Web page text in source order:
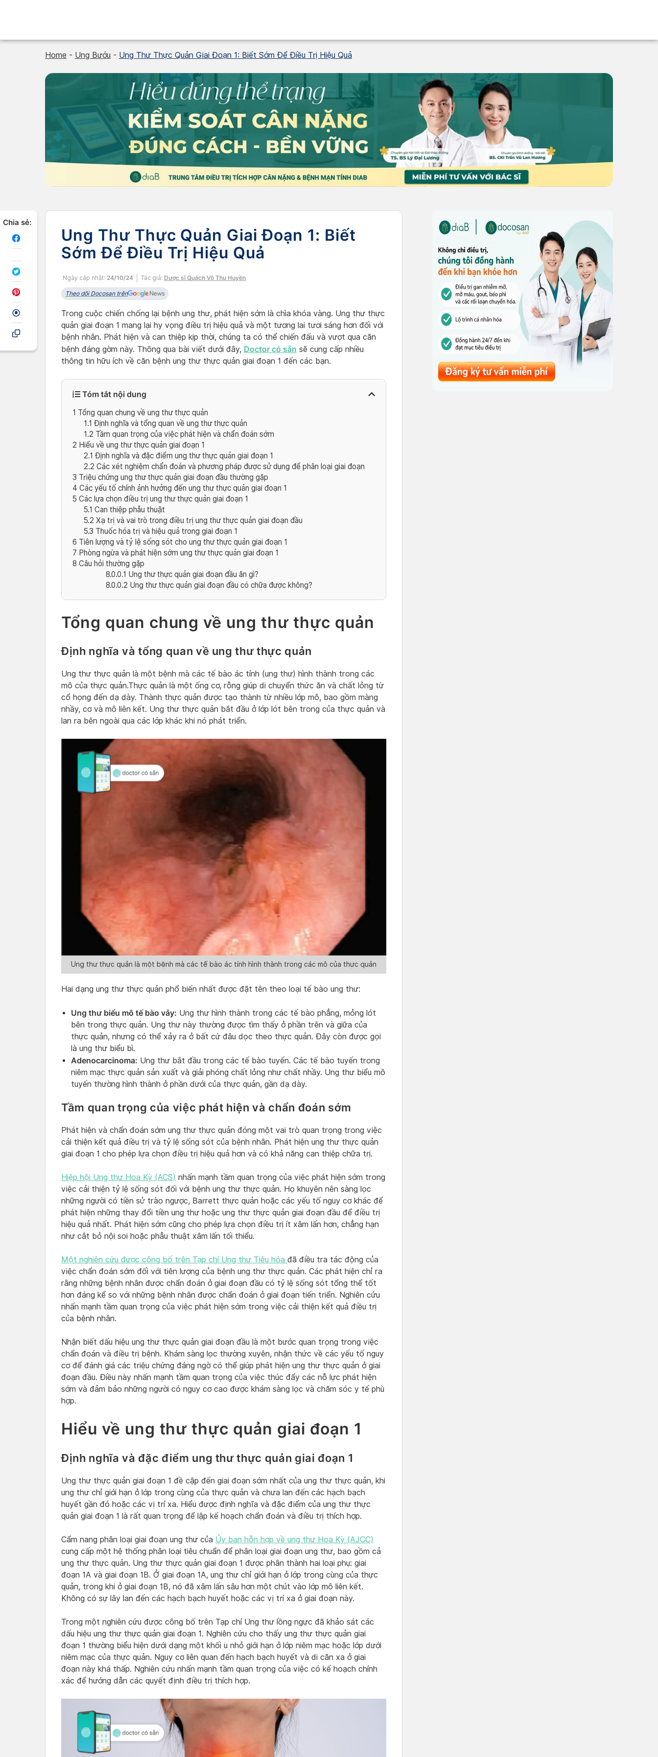
Home - Ung Bướu - Ung Thư Thực Quản Giai Đoạn 1: Biết Sớm Để Điều Trị Hiệu Quả
Chia sẻ:
Ung Thư Thực Quản Giai Đoạn 1: Biết
Sớm Để Điều Trị Hiệu Quả
Ngày cập nhật: 24/10/24 Tác giả: Dược sĩ Quách Võ Thu Huyền
Theo dõi Docosan trên
Trong cuộc chiến chống lại bệnh ung thư, phát hiện sớm là chìa khóa vàng. Ung thư thực
quản giai đoạn 1 mang lại hy vọng điều trị hiệu quả và một tương lai tươi sáng hơn đối với
bệnh nhân. Phát hiện và can thiệp kịp thời, chúng ta có thể chiến đấu và vượt qua căn
bệnh đáng gờm này. Thông qua bài viết dưới đây, Doctor có sẵn sẽ cung cấp nhiều
thông tin hữu ích về căn bệnh ung thư thực quản giai đoạn 1 đến các bạn.
Tóm tắt nội dung
1 Tổng quan chung về ung thư thực quản
1.1 Định nghĩa và tổng quan về ung thư thực quản
1.2 Tầm quan trọng của việc phát hiện và chẩn đoán sớm
2 Hiểu về ung thư thực quản giai đoạn 1
2.1 Định nghĩa và đặc điểm ung thư thực quản giai đoạn 1
2.2 Các xét nghiệm chẩn đoán và phương pháp được sử dụng để phân loại giai đoạn
3 Triệu chứng ung thư thực quản giai đoạn đầu thường gặp
4 Các yếu tố chính ảnh hưởng đến ung thư thực quản giai đoạn 1
5 Các lựa chọn điều trị ung thư thực quản giai đoạn 1
5.1 Can thiệp phẫu thuật
5.2 Xạ trị và vai trò trong điều trị ung thư thực quản giai đoạn đầu
5.3 Thuốc hóa trị và hiệu quả trong giai đoạn 1
6 Tiên lượng và tỷ lệ sống sót cho ung thư thực quản giai đoạn 1
7 Phòng ngừa và phát hiện sớm ung thư thực quản giai đoạn 1
8 Câu hỏi thường gặp
8.0.0.1 Ung thư thực quản giai đoạn đầu ăn gì?
8.0.0.2 Ung thư thực quản giai đoạn đầu có chữa được không?
Tổng quan chung về ung thư thực quản
Định nghĩa và tổng quan về ung thư thực quản
Ung thư thực quản là một bệnh mà các tế bào ác tính (ung thư) hình thành trong các
mô của thực quản.Thực quản là một ống cơ, rỗng giúp di chuyển thức ăn và chất lỏng từ
cổ họng đến dạ dày. Thành thực quản được tạo thành từ nhiều lớp mô, bao gồm màng
nhầy, cơ và mô liên kết. Ung thư thực quản bắt đầu ở lớp lót bên trong của thực quản và
lan ra bên ngoài qua các lớp khác khi nó phát triển.
Ung thư thực quản là một bệnh mà các tế bào ác tính hình thành trong các mô của thực quản
Hai dạng ung thư thực quản phổ biến nhất được đặt tên theo loại tế bào ung thư:
Ung thư biểu mô tế bào vảy: Ung thư hình thành trong các tế bào phẳng, mỏng lót
bên trong thực quản. Ung thư này thường được tìm thấy ở phần trên và giữa của
thực quản, nhưng có thể xảy ra ở bất cứ đâu dọc theo thực quản. Đây còn được gọi
là ung thư biểu bì.
Adenocarcinoma: Ung thư bắt đầu trong các tế bào tuyến. Các tế bào tuyến trong
niêm mạc thực quản sản xuất và giải phóng chất lỏng như chất nhầy. Ung thư biểu mô
tuyến thường hình thành ở phần dưới của thực quản, gần dạ dày.
Tầm quan trọng của việc phát hiện và chẩn đoán sớm
Phát hiện và chẩn đoán sớm ung thư thực quản đóng một vai trò quan trọng trong việc
cải thiện kết quả điều trị và tỷ lệ sống sót của bệnh nhân. Phát hiện ung thư thực quản
giai đoạn 1 cho phép lựa chọn điều trị hiệu quả hơn và có khả năng can thiệp chữa trị.
Hiệp hội Ung thư Hoa Kỳ (ACS) nhấn mạnh tầm quan trọng của việc phát hiện sớm trong
việc cải thiện tỷ lệ sống sót đối với bệnh ung thư thực quản. Họ khuyên nên sàng lọc
những người có tiền sử trào ngược, Barrett thực quản hoặc các yếu tố nguy cơ khác để
phát hiện những thay đổi tiền ung thư hoặc ung thư thực quản giai đoạn đầu để điều trị
hiệu quả nhất. Phát hiện sớm cũng cho phép lựa chọn điều trị ít xâm lấn hơn, chẳng hạn
như cắt bỏ nội soi hoặc phẫu thuật xâm lấn tối thiểu.
Một nghiên cứu được công bố trên Tạp chí Ung thư Tiêu hóa đã điều tra tác động của
việc chẩn đoán sớm đối với tiên lượng của bệnh ung thư thực quản. Các phát hiện chỉ ra
rằng những bệnh nhân được chẩn đoán ở giai đoạn đầu có tỷ lệ sống sót tổng thể tốt
hơn đáng kể so với những bệnh nhân được chẩn đoán ở giai đoạn tiến triển. Nghiên cứu
nhấn mạnh tầm quan trọng của việc phát hiện sớm trong việc cải thiện kết quả điều trị
của bệnh nhân.
Nhận biết dấu hiệu ung thư thực quản giai đoạn đầu là một bước quan trọng trong việc
chẩn đoán và điều trị bệnh. Khám sàng lọc thường xuyên, nhận thức về các yếu tố nguy
cơ để đánh giá các triệu chứng đáng ngờ có thể giúp phát hiện ung thư thực quản ở giai
đoạn đầu. Điều này nhấn mạnh tầm quan trọng của việc thúc đẩy các nỗ lực phát hiện
sớm và đảm bảo những người có nguy cơ cao được khám sàng lọc và chăm sóc y tế phù
hợp.
Hiểu về ung thư thực quản giai đoạn 1
Định nghĩa và đặc điểm ung thư thực quản giai đoạn 1
Ung thư thực quản giai đoạn 1 đề cập đến giai đoạn sớm nhất của ung thư thực quản, khi
ung thư chỉ giới hạn ở lớp trong cùng của thực quản và chưa lan đến các hạch bạch
huyết gần đó hoặc các vị trí xa. Hiểu được định nghĩa và đặc điểm của ung thư thực
quản giai đoạn 1 là rất quan trọng để lập kế hoạch chẩn đoán và điều trị thích hợp.
Cẩm nang phân loại giai đoạn ung thư của Ủy ban hỗn hợp về ung thư Hoa Kỳ (AJCC)
cung cấp một hệ thống phân loại tiêu chuẩn để phân loại giai đoạn ung thư, bao gồm cả
ung thư thực quản. Ung thư thực quản giai đoạn 1 được phân thành hai loại phụ: giai
đoạn 1A và giai đoạn 1B. Ở giai đoạn 1A, ung thư chỉ giới hạn ở lớp trong cùng của thực
quản, trong khi ở giai đoạn 1B, nó đã xâm lấn sâu hơn một chút vào lớp mô liên kết.
Không có sự lây lan đến các hạch bạch huyết hoặc các vị trí xa ở giai đoạn này.
Trong một nghiên cứu được công bố trên Tạp chí Ung thư lồng ngực đã khảo sát các
dấu hiệu ung thư thực quản giai đoạn 1. Nghiên cứu cho thấy ung thư thực quản giai
đoạn 1 thường biểu hiện dưới dạng một khối u nhỏ giới hạn ở lớp niêm mạc hoặc lớp dưới
niêm mạc của thực quản. Nguy cơ liên quan đến hạch bạch huyết và di căn xa ở giai
đoạn này khá thấp. Nghiên cứu nhấn mạnh tầm quan trọng của việc có kế hoạch chính
xác để hướng dẫn các quyết định điều trị thích hợp.